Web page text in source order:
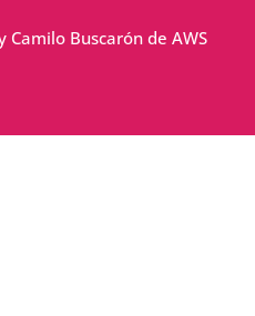
Buscarón de AWS